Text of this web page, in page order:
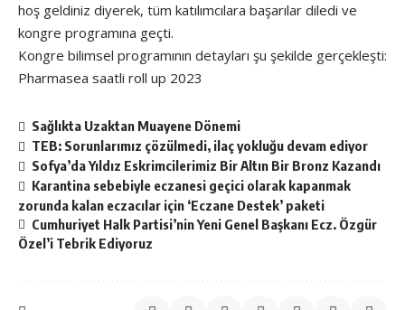
hoş geldiniz diyerek, tüm katılımcılara başarılar diledi ve
kongre programına geçti.
Kongre bilimsel programının detayları şu şekilde gerçekleşti:
Pharmasea saatli roll up 2023
Sağlıkta Uzaktan Muayene Dönemi
TEB: Sorunlarımız çözülmedi, ilaç yokluğu devam ediyor
Sofya’da Yıldız Eskrimcilerimiz Bir Altın Bir Bronz Kazandı
Karantina sebebiyle eczanesi geçici olarak kapanmak
zorunda kalan eczacılar için ‘Eczane Destek’ paketi
Cumhuriyet Halk Partisi’nin Yeni Genel Başkanı Ecz. Özgür
Özel’i Tebrik Ediyoruz